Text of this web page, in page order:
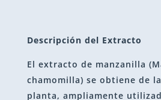
Descripción del Extracto
El extracto de manzanilla
chamomilla) se obtiene de
planta, ampliamente